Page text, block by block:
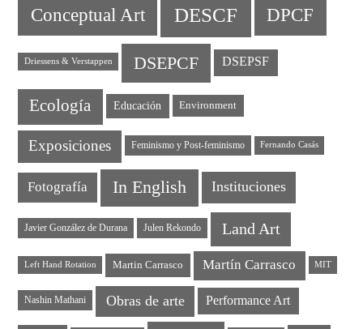
Conceptual Art DESCF DPCF
Driessens & Verstappen DSEPCF DSEPSF
Ecología Educación Environment
Exposiciones Feminismo y Post-feminismo Fernando Casás
Fotografía In English Instituciones
Javier González de Durana Julen Rekondo Land Art
Left Hand Rotation Martin Carrasco Martín Carrasco MIT
Nashin Mathani Obras de arte Performance Art